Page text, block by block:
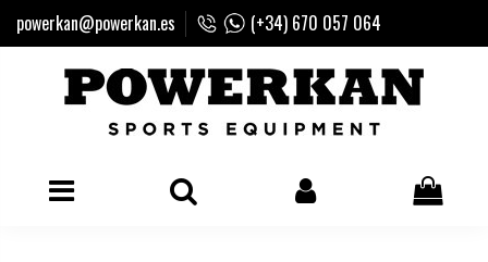
powerkan@powerkan.es (+34) 670 057 064